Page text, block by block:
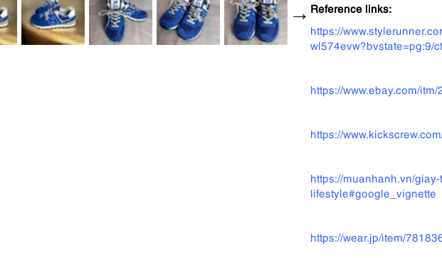
Reference links:
https://
wl574evw?bvstate=pg:9/
https://www.ebay.com/
https://
https://muanhanh.vn/
lifestyle#google_vignette
https://wear.jp/item/